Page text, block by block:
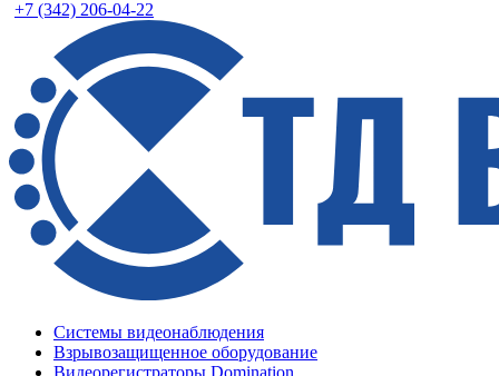
+7 (342) 206-04-22
Системы видеонаблюдения
Взрывозащищенное оборудование
Видеорегистраторы Domination